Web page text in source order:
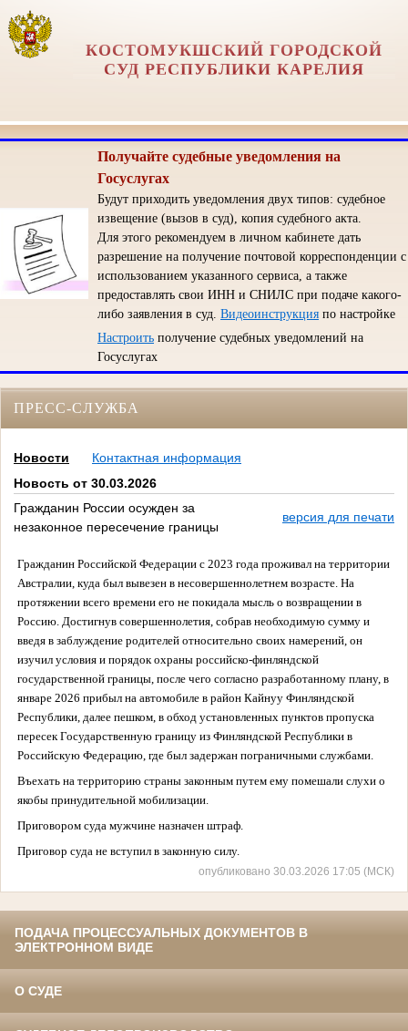
КОСТОМУКШСКИЙ ГОРОДСКОЙ
СУД РЕСПУБЛИКИ КАРЕЛИЯ
Получайте судебные уведомления на
Госуслугах
Будут приходить уведомления двух типов: судебное
извещение (вызов в суд), копия судебного акта.
Для этого рекомендуем в личном кабинете дать
разрешение на получение почтовой корреспонденции с
использованием указанного сервиса, а также
предоставлять свои ИНН и СНИЛС при подаче какого-
либо заявления в суд. Видеоинструкция по настройке
Настроить получение судебных уведомлений на
Госуслугах
ПРЕСС-СЛУЖБА
Новости
Контактная информация
Новость от 30.03.2026
Гражданин России осужден за
незаконное пересечение границы
версия для печати
Гражданин Российской Федерации с 2023 года проживал на территории
Австралии, куда был вывезен в несовершеннолетнем возрасте. На
протяжении всего времени его не покидала мысль о возвращении в
Россию. Достигнув совершеннолетия, собрав необходимую сумму и
введя в заблуждение родителей относительно своих намерений, он
изучил условия и порядок охраны российско-финляндской
государственной границы, после чего согласно разработанному плану, в
январе 2026 прибыл на автомобиле в район Кайнуу Финляндской
Республики, далее пешком, в обход установленных пунктов пропуска
пересек Государственную границу из Финляндской Республики в
Российскую Федерацию, где был задержан пограничными службами.
Въехать на территорию страны законным путем ему помешали слухи о
якобы принудительной мобилизации.
Приговором суда мужчине назначен штраф.
Приговор суда не вступил в законную силу.
опубликовано 30.03.2026 17:05 (МСК)
ПОДАЧА ПРОЦЕССУАЛЬНЫХ ДОКУМЕНТОВ В
ЭЛЕКТРОННОМ ВИДЕ
О СУДЕ